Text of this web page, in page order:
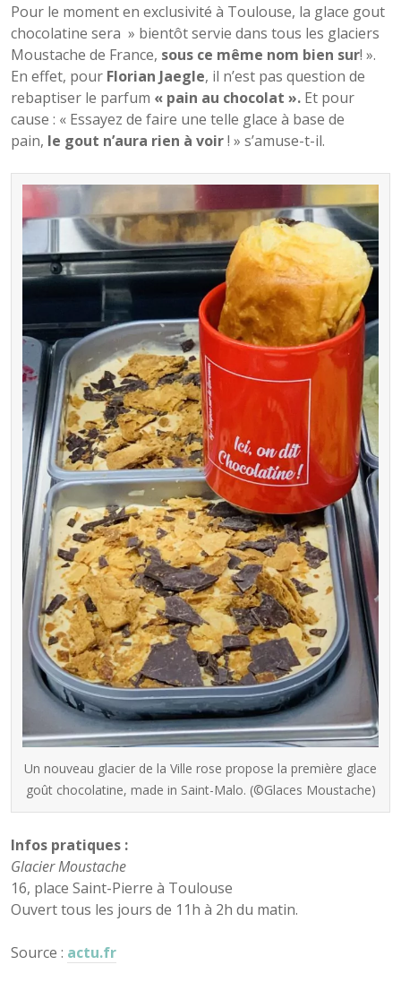
Pour le moment en exclusivité à Toulouse, la glace gout
chocolatine sera » bientôt servie dans tous les glaciers
Moustache de France, sous ce même nom bien sur! ».
En effet, pour Florian Jaegle, il n’est pas question de
rebaptiser le parfum « pain au chocolat ». Et pour
cause : « Essayez de faire une telle glace à base de
pain, le gout n’aura rien à voir! » s’amuse-t-il.
Un nouveau glacier de la Ville rose propose la première glace
goût chocolatine, made in Saint-Malo. (©Glaces Moustache)
Infos pratiques :
Glacier Moustache
16, place Saint-Pierre à Toulouse
Ouvert tous les jours de 11h à 2h du matin.
Source : actu.fr